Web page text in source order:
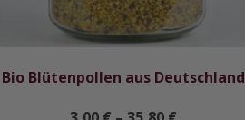
Bio Blütenpollen aus Deutschland